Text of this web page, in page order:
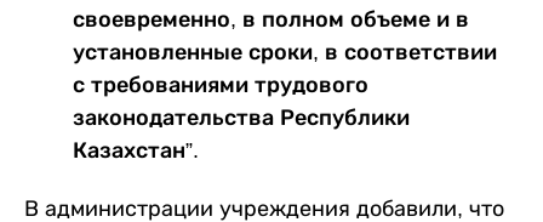
своевременно, в полном объеме и в
установленные сроки, в соответствии
с требованиями трудового
законодательства Республики
Казахстан”.
В администрации учреждения добавили, что